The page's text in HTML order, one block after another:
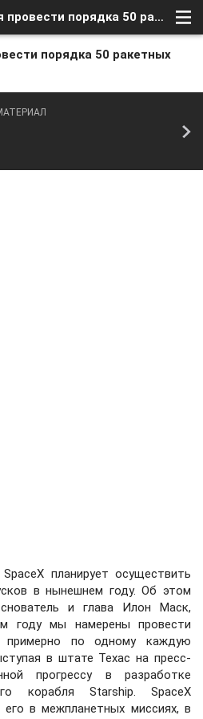
SpaceX собирается провести порядка 50 ракетных запусков в 2022 году
порядка 50 ракетных
планирует осуществить
в нынешнем году. Об этом
и глава Илон Маск,
году мы намерены провести
примерно по одному каждую
в штате Техас на пресс-
прогрессу в разработке
корабля Starship. SpaceX
его в межпланетных миссиях, в